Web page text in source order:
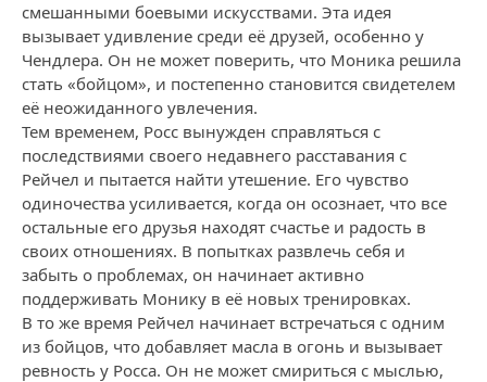
смешанными боевыми искусствами. Эта идея
вызывает удивление среди её друзей, особенно у
Чендлера. Он не может поверить, что Моника решила
стать «бойцом», и постепенно становится свидетелем
её неожиданного увлечения.
Тем временем, Росс вынужден справляться с
последствиями своего недавнего расставания с
Рейчел и пытается найти утешение. Его чувство
одиночества усиливается, когда он осознает, что все
остальные его друзья находят счастье и радость в
своих отношениях. В попытках развлечь себя и
забыть о проблемах, он начинает активно
поддерживать Монику в её новых тренировках.
В то же время Рейчел начинает встречаться с одним
из бойцов, что добавляет масла в огонь и вызывает
ревность у Росса. Он не может смириться с мыслью,